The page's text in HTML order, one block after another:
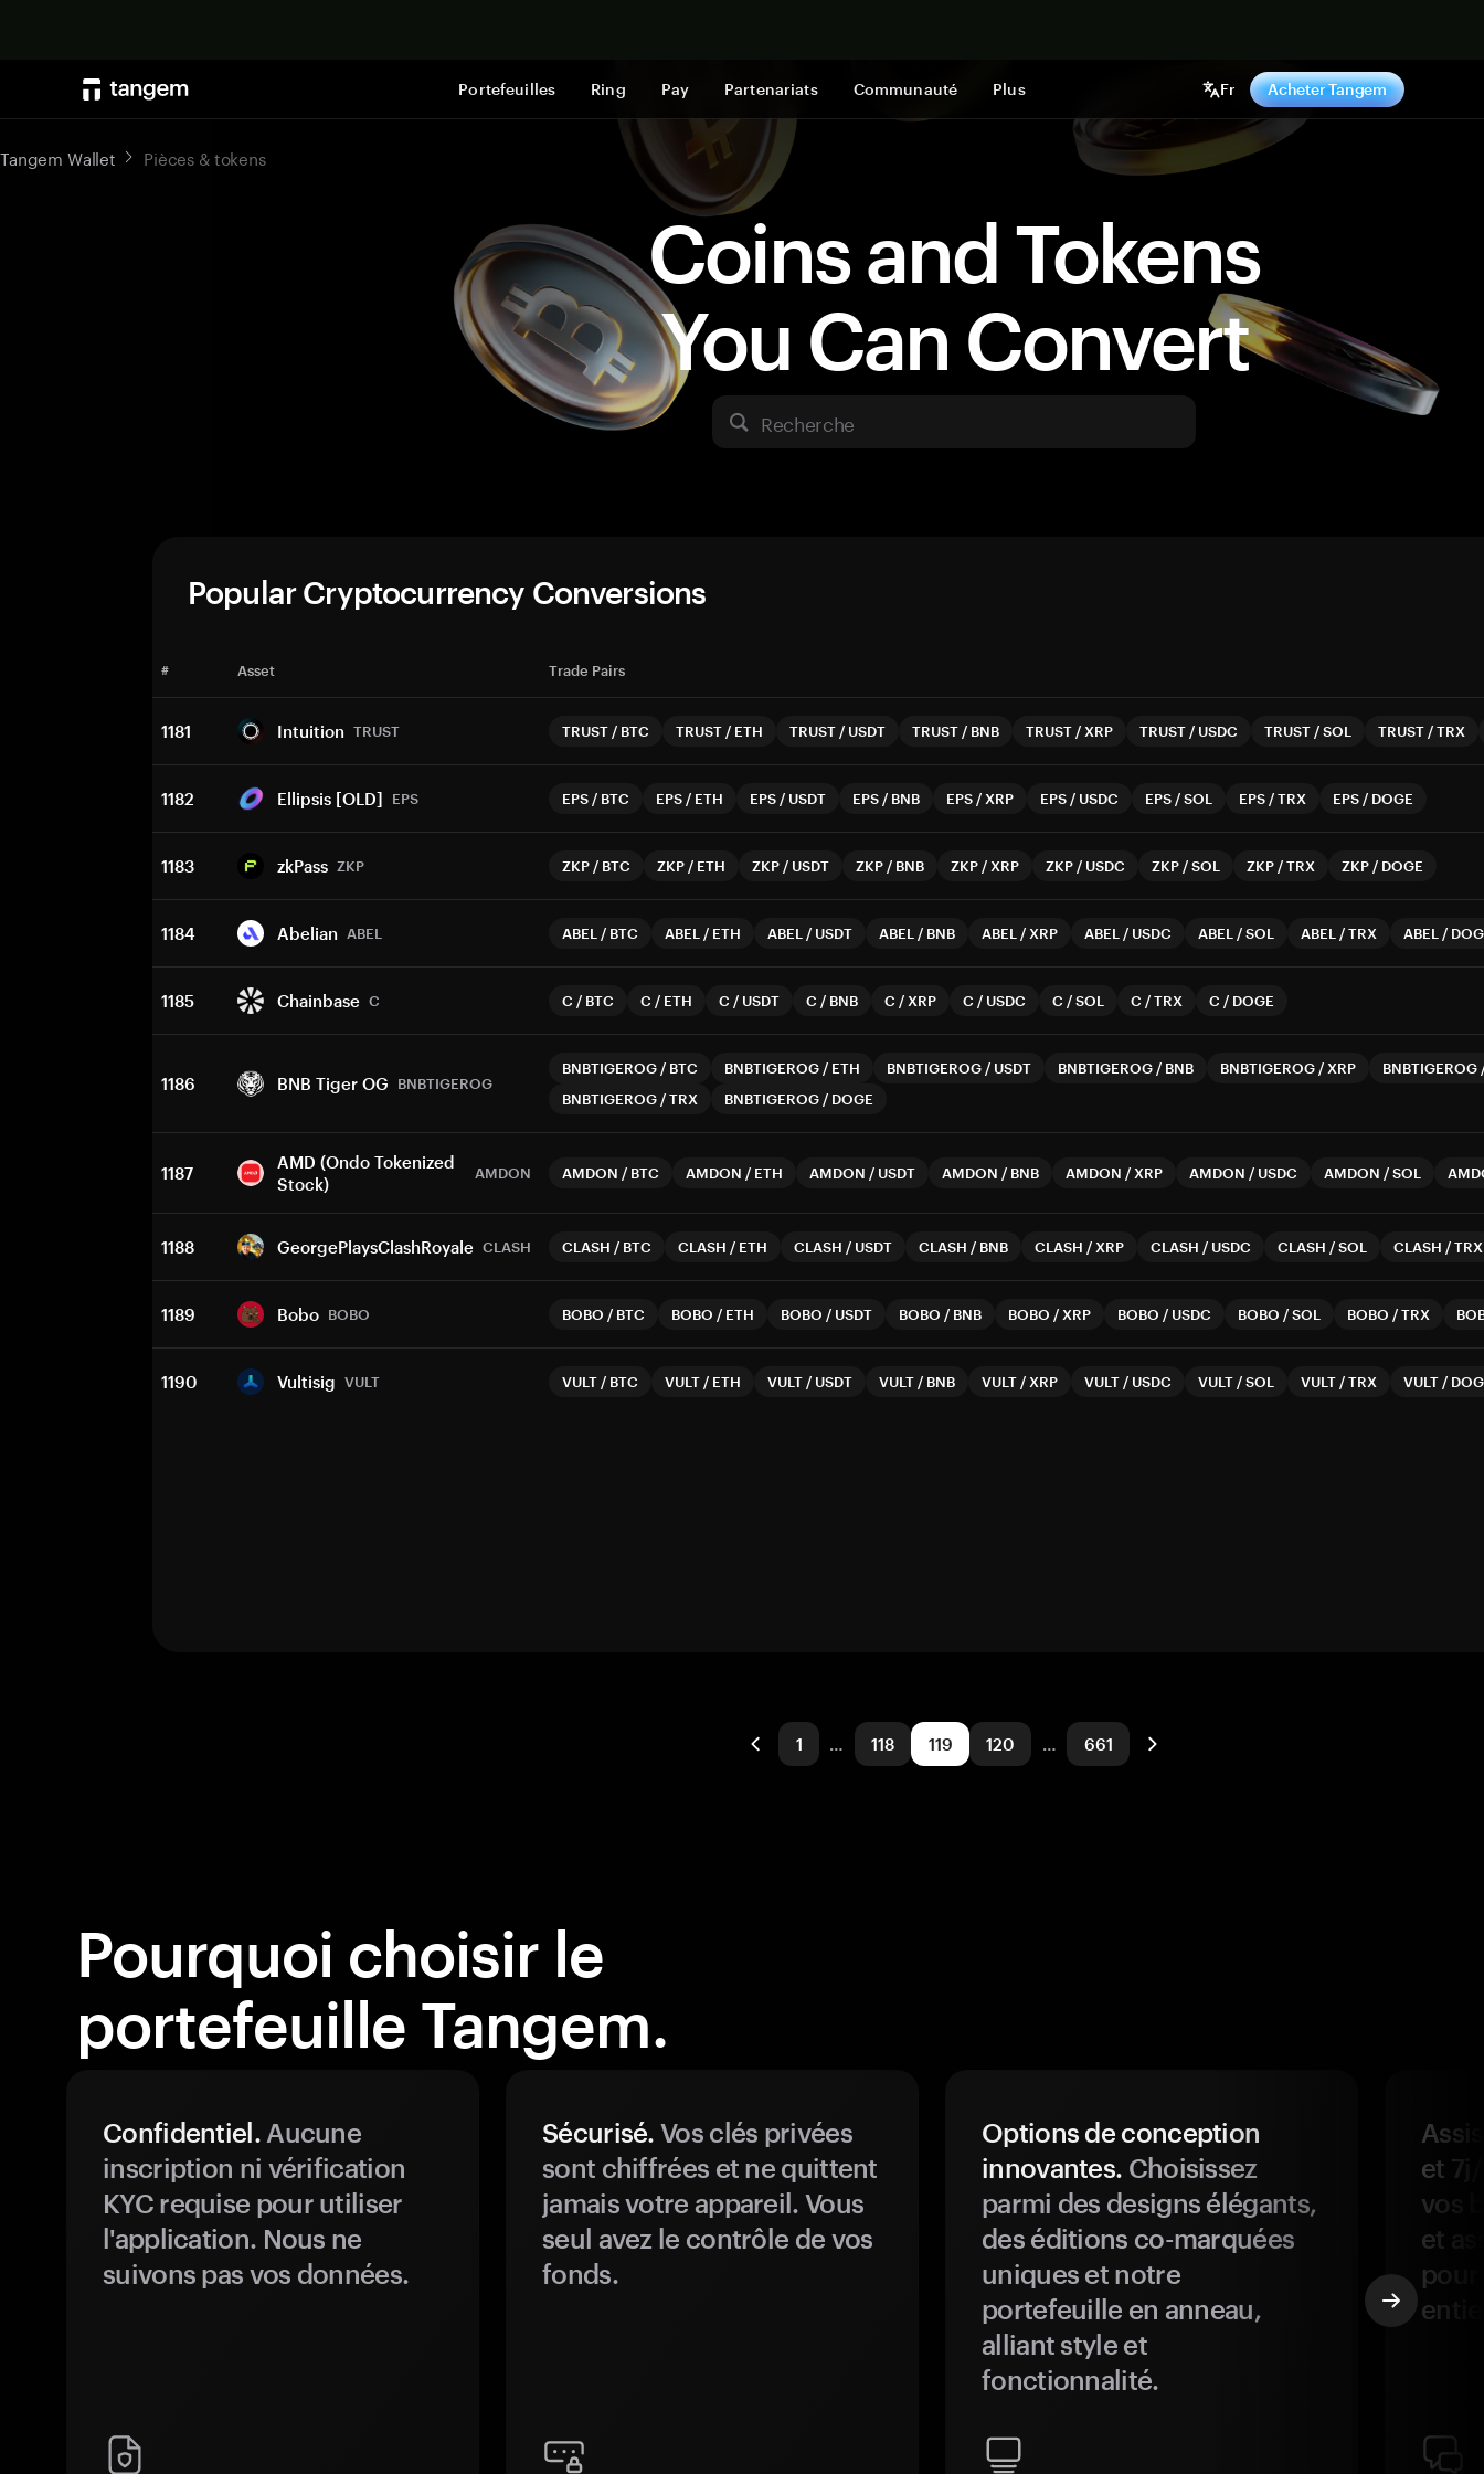
Portefeuilles Ring Pay Partenariats Communauté Plus Fr Acheter Tangem
Coins and Tokens
You Can Convert
Recherche
Tangem Wallet Pièces & tokens
Popular Cryptocurrency Conversions
# Asset Trade Pairs
1181 Intuition TRUST TRUST / BTC TRUST / ETH TRUST / USDT TRUST / BNB TRUST / XRP TRUST / USDC TRUST /SOL TRUST /TRX
1182 Ellipsis [OLD] EPS EPS / BTC EPS / ETH EPS / USDT EPS / BNB EPS / XRP EPS / USDC EPS /SOL EPS /TRX EPS / DOGE
1183 zkPass ZKP ZKP / BTC ZKP / ETH ZKP / USDT ZKP / BNB ZKP / XRP ZKP / USDC ZKP /SOL ZKP /TRX ZKP / DOGE
1184 Abelian ABEL ABEL / BTC ABEL / ETH ABEL / USDT ABEL / BNB ABEL / XRP ABEL / USDC ABEL /SOL ABEL /TRX ABEL /
1185 Chainbase C C / BTC C / ETH C / USDT C / BNB C / XRP C / USDC C /SOL C /TRX C / DOGE
1186 BNB Tiger OG BNBTIGEROG
BNBTIGEROG / BTC BNBTIGEROG / ETH BNBTIGEROG / USDT BNBTIGEROG / BNB BNBTIGEROG / XRP BNBTIGEROG
BNBTIGEROG /TRX BNBTIGEROG / DOGE
1187
AMD (Ondo Tokenized
Stock)
AMDON AMDON / BTC AMDON / ETH AMDON / USDT AMDON / BNB AMDON / XRP AMDON / USDC AMDON /SOL
1188 GeorgePlaysClashRoyale CLASH CLASH / BTC CLASH / ETH CLASH / USDT CLASH / BNB CLASH / XRP CLASH / USDC CLASH /SOL CLASH /TRX
1189 Bobo BOBO BOBO / BTC BOBO / ETH BOBO / USDT BOBO / BNB BOBO / XRP BOBO / USDC BOBO /SOL BOBO /TRX
1190 Vultisig VULT VULT / BTC VULT / ETH VULT / USDT VULT / BNB VULT / XRP VULT / USDC VULT /SOL VULT /TRX VULT /
1 … 118 119 120 … 661
Pourquoi choisir le
portefeuille Tangem.
Confidentiel.Aucune
inscription ni vérification
KYC requise pour utiliser
l'application. Nous ne
suivons pas vos données.
Sécurisé. Vos clés privées
sont chiffrées et ne quittent
jamais votre appareil. Vous
seul avez le contrôle de vos
fonds.
Options de conception
innovantes. Choisissez
parmi des designs élégants,
des éditions co-marquées
uniques et notre
portefeuille en anneau,
alliant style et
fonctionnalité.
et
vos
et